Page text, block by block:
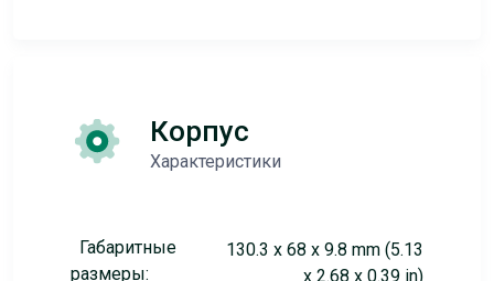
Корпус
Характеристики
Габаритные
размеры:
130.3 x 68 x 9.8 mm (5.13
x 2.68 x 0.39 in)